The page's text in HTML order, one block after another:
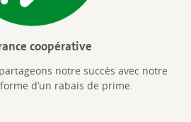
coopérative
notre succès avec notre
d’un rabais de prime.